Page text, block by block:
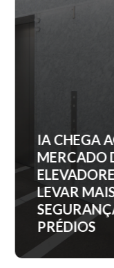
IA CHEGA
MERCADO
LEVAR
PRÉDIOS